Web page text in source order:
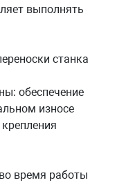
выполнять
станка
обеспечение
износе
время работы